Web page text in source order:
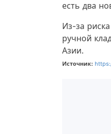
есть два
Из-за
ручной
Азии.
Источник: